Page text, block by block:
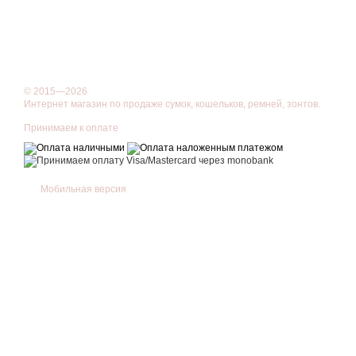
© 2015—2026
Интернет магазин по продаже сумок, кошельков, ремней, зонтов.
Принимаем к оплате
Мобильная версия